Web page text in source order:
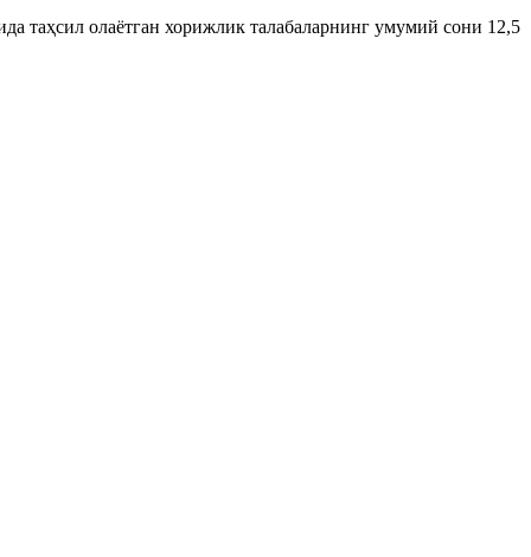
таҳсил олаётган хорижлик талабаларнинг умумий сони 12,5